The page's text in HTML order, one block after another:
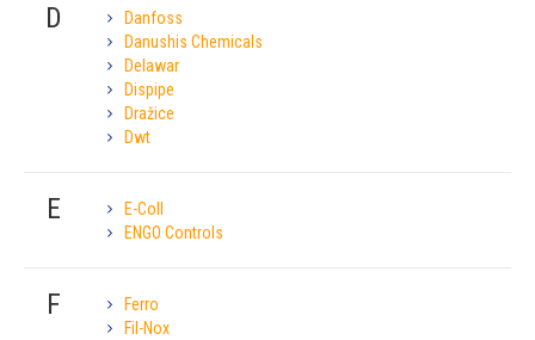
D
Danfoss
Danushis Chemicals
Delawar
Dispipe
Dražice
Dwt
E
E-Coll
ENGO Controls
F
Ferro
Fil-Nox